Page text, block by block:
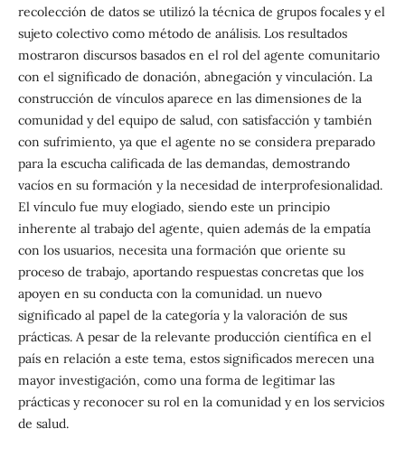
recolección de datos se utilizó la técnica de grupos focales y el
sujeto colectivo como método de análisis. Los resultados
mostraron discursos basados ​​en el rol del agente comunitario
con el significado de donación, abnegación y vinculación. La
construcción de vínculos aparece en las dimensiones de la
comunidad y del equipo de salud, con satisfacción y también
con sufrimiento, ya que el agente no se considera preparado
para la escucha calificada de las demandas, demostrando
vacíos en su formación y la necesidad de interprofesionalidad.
El vínculo fue muy elogiado, siendo este un principio
inherente al trabajo del agente, quien además de la empatía
con los usuarios, necesita una formación que oriente su
proceso de trabajo, aportando respuestas concretas que los
apoyen en su conducta con la comunidad. un nuevo
significado al papel de la categoría y la valoración de sus
prácticas. A pesar de la relevante producción científica en el
país en relación a este tema, estos significados merecen una
mayor investigación, como una forma de legitimar las
prácticas y reconocer su rol en la comunidad y en los servicios
de salud.